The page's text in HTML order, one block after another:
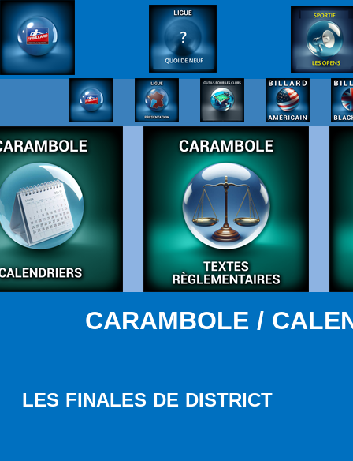
CARAMBOLE /
LES FINALES DE DISTRICT